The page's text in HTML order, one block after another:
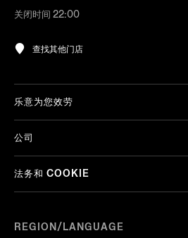
关闭时间 22:00
查找其他门店
REGION/LANGUAGE
乐意为您效劳
公司
法务和 COOKIE